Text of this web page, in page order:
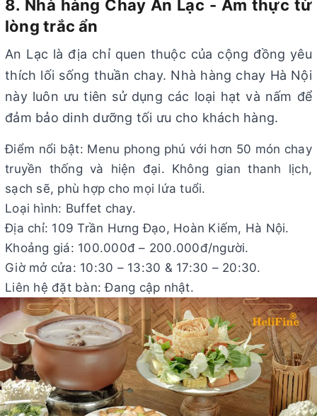
8. Nhà hàng Chay An Lạc - Ẩm thực từ
lòng trắc ẩn
An Lạc là địa chỉ quen thuộc của cộng đồng yêu
thích lối sống thuần chay. Nhà hàng chay Hà Nội
này luôn ưu tiên sử dụng các loại hạt và nấm để
đảm bảo dinh dưỡng tối ưu cho khách hàng.
Điểm nổi bật: Menu phong phú với hơn 50 món chay
truyền thống và hiện đại. Không gian thanh lịch,
sạch sẽ, phù hợp cho mọi lứa tuổi.
Loại hình: Buffet chay.
Địa chỉ: 109 Trần Hưng Đạo, Hoàn Kiếm, Hà Nội.
Khoảng giá: 100.000đ – 200.000đ/người.
Giờ mở cửa: 10:30 – 13:30 & 17:30 – 20:30.
Liên hệ đặt bàn: Đang cập nhật.